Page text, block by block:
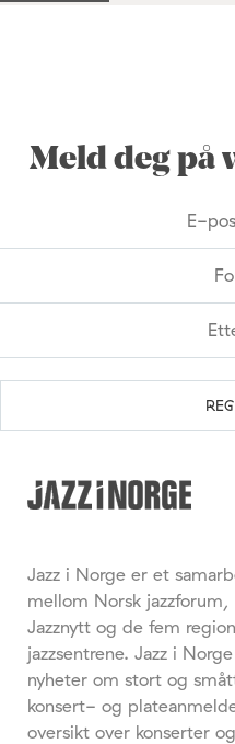
Meld deg på
Jazz i Norge er et
mellom Norsk jazzforum,
Jazznytt og de fem
jazzsentrene. Jazz i
nyheter om stort og
konsert- og
oversikt over konserter og